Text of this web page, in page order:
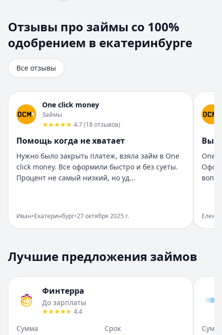
Всего отзывов на странице:8.
Быстро получил и доволен
Организация: Турбозайм
Город:Екатеринбург
Дата:28 октября 2025 г.
Взял займ в Турбозайм впервые. Одобрили быстро,
Приятный опыт займа
Рейтинг:
Организация:Привет, сосед!
Дата:28 октября 2025 г.
В Привет, сосед! оформила займ за пару минут.
Хорошо помогли в трудный момент
Город:Екатеринбург
Приятно удивлен сервисом
Организация:
Город:Екатеринбург
Дата:28 октября 2025 г.
В Бюджет взял займ без лишних вопросов. Оформил
Помощь когда не хватает
Отзывы про займы со 100%
одобрением в екатеринбурге
Все отзывы
One click money
Займы
4.7(18отзывов)
Помощь когда не хватает
Нужно было закрыть платеж, взяла займ в One
click money. Все оформили быстро и без суеты.
Процент не самый низкий, но уд...
Иван•Екатеринбург•27 октября 2025 г.
One
Елена
Лучшие предложения займов
Финтерра
До зарплаты
4.4
Сумма Срок